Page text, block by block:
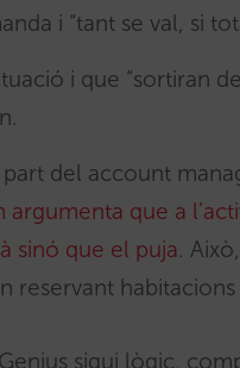
i “tant se val, si
i que “sortiran
part del account
argumenta que a
sinó que el puja.
reservant
sigui lògic,